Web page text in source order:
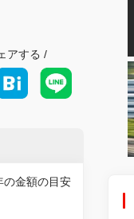
アする /
の金額の目安